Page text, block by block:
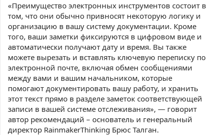
«Преимущество электронных инструментов состоит в
том, что они обычно привносят некоторую логику и
организацию в вашу систему документации. Кроме
того, ваши заметки фиксируются в цифровом виде и
автоматически получают дату и время. Вы также
можете вырезать и вставлять ключевую переписку по
электронной почте, включая обмен сообщениями
между вами и вашим начальником, которые
помогают документировать вашу работу, и хранить
этот текст прямо в разделе заметок соответствующей
записи в вашей системе отслеживания», — говорит
автор рекомендаций – основатель и генеральный
директор RainmakerThinking Брюс Талган.